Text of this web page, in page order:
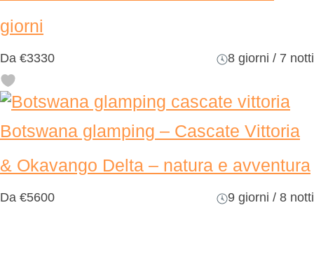
giorni
Da €3330 8 giorni / 7 notti
Botswana glamping – Cascate Vittoria
& Okavango Delta – natura e avventura
Da €5600 9 giorni / 8 notti